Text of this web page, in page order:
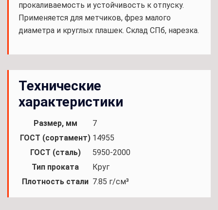
прокаливаемость и устойчивость к отпуску.
Применяется для метчиков, фрез малого
диаметра и круглых плашек. Склад СПб, нарезка.
Технические
характеристики
Размер, мм
7
ГОСТ (сортамент) 14955
ГОСТ (сталь)
5950-2000
Тип проката
Круг
Плотность стали 7.85 г/см³